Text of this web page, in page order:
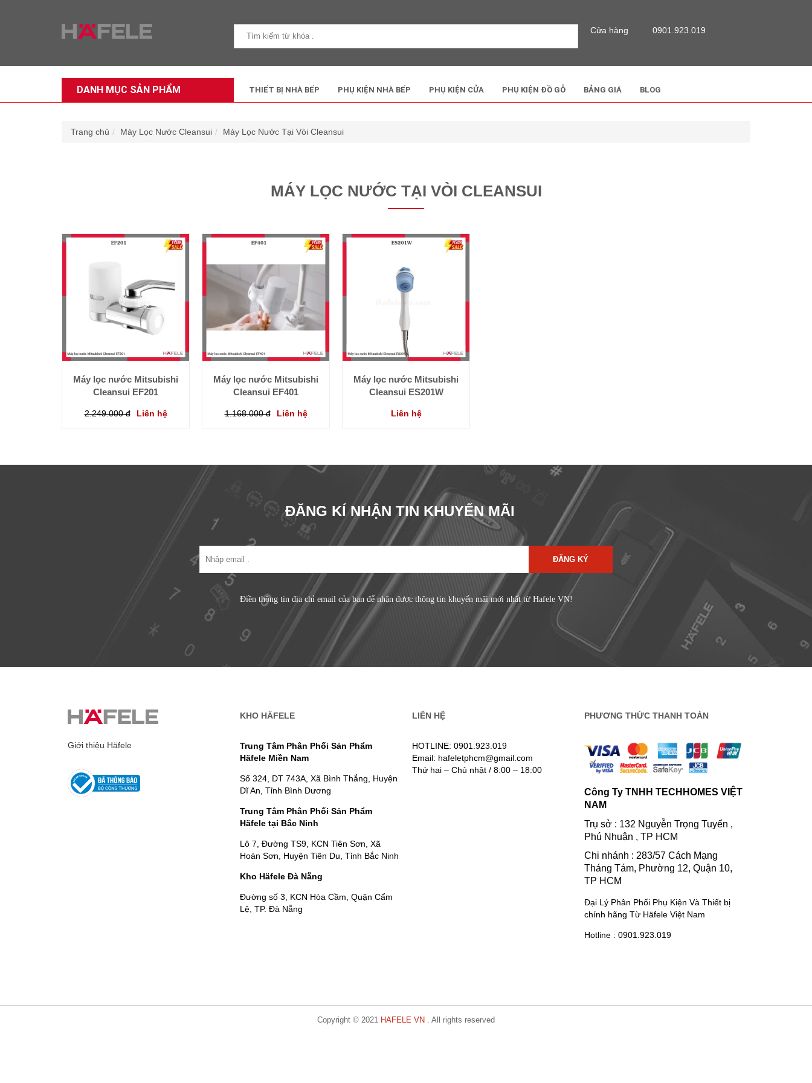
Cửa hàng 0901.923.019
DANH MỤC SẢN PHẨM THIẾT BỊ NHÀ BẾP PHỤ KIỆN NHÀ BẾP PHỤ KIỆN CỬA PHỤ KIỆN ĐỒ GỖ BẢNG GIÁ BLOG
Trang chủ Máy Lọc Nước Cleansui Máy Lọc Nước Tại Vòi Cleansui
MÁY LỌC NƯỚC TẠI VÒI CLEANSUI
Máy lọc nước Mitsubishi
Cleansui EF201
2.249.000 đ Liên hệ
Máy lọc nước Mitsubishi
Cleansui EF401
1.168.000 đ Liên hệ
Máy lọc nước Mitsubishi
Cleansui ES201W
Liên hệ
ĐĂNG KÍ NHẬN TIN KHUYẾN MÃI
ĐĂNG KÝ
Điền thông tin địa chỉ email của bạn để nhận được thông tin khuyến mãi mới nhất từ Hafele VN!
Giới thiệu Häfele
KHO HÄFELE
Trung Tâm Phân Phối Sản Phẩm
Häfele Miền Nam
Số 324, DT 743A, Xã Bình Thắng, Huyện
Dĩ An, Tỉnh Bình Dương
Trung Tâm Phân Phối Sản Phẩm
Häfele tại Bắc Ninh
Lô 7, Đường TS9, KCN Tiên Sơn, Xã
Hoàn Sơn, Huyện Tiên Du, Tỉnh Bắc Ninh
Kho Häfele Đà Nẵng
Đường số 3, KCN Hòa Cầm, Quận Cẩm
Lệ, TP. Đà Nẵng
LIÊN HỆ
HOTLINE: 0901.923.019
Email: hafeletphcm@gmail.com
Thứ hai – Chủ nhật / 8:00 – 18:00
PHƯƠNG THỨC THANH TOÁN
Công Ty TNHH TECHHOMES VIỆT
NAM
Trụ sở : 132 Nguyễn Trọng Tuyển ,
Phú Nhuận , TP HCM
Chi nhánh : 283/57 Cách Mạng
Tháng Tám, Phường 12, Quận 10,
TP HCM
Đại Lý Phân Phối Phụ Kiện Và Thiết bị
chính hãng Từ Häfele Việt Nam
Hotline : 0901.923.019
Copyright © 2021 HAFELE VN . All rights reserved